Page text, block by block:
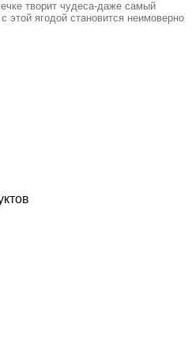
творит чудеса-даже самый
этой ягодой становится неимоверно